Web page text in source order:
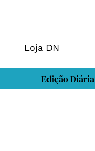
Loja DN
Edição Diária